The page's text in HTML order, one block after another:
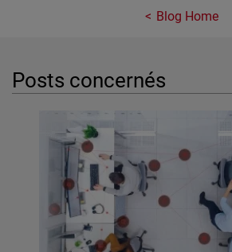
Blog Home
Posts concernés